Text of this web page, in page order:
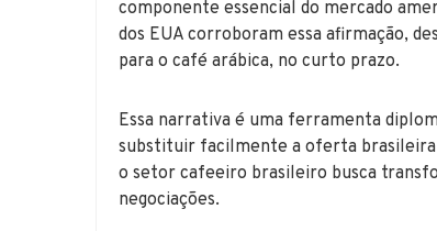
componente essencial do mercado
dos EUA corroboram essa afirmação,
para o café arábica, no curto prazo.
Essa narrativa é uma ferramenta
substituir facilmente a oferta
o setor cafeeiro brasileiro busca
negociações.